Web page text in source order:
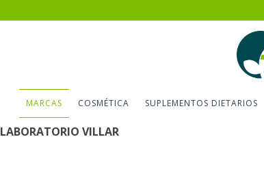
MARCAS COSMÉTICA SUPLEMENTOS DIETARIOS
LABORATORIO VILLAR